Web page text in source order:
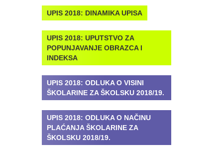
UPIS 2018: DINAMIKA UPISA
UPIS 2018: UPUTSTVO ZA
POPUNJAVANJE OBRAZCA I
INDEKSA
UPIS 2018: ODLUKA O VISINI
ŠKOLARINE ZA ŠKOLSKU 2018/19.
UPIS 2018: ODLUKA O NAČINU
PLAĆANJA ŠKOLARINE ZA
ŠKOLSKU 2018/19.